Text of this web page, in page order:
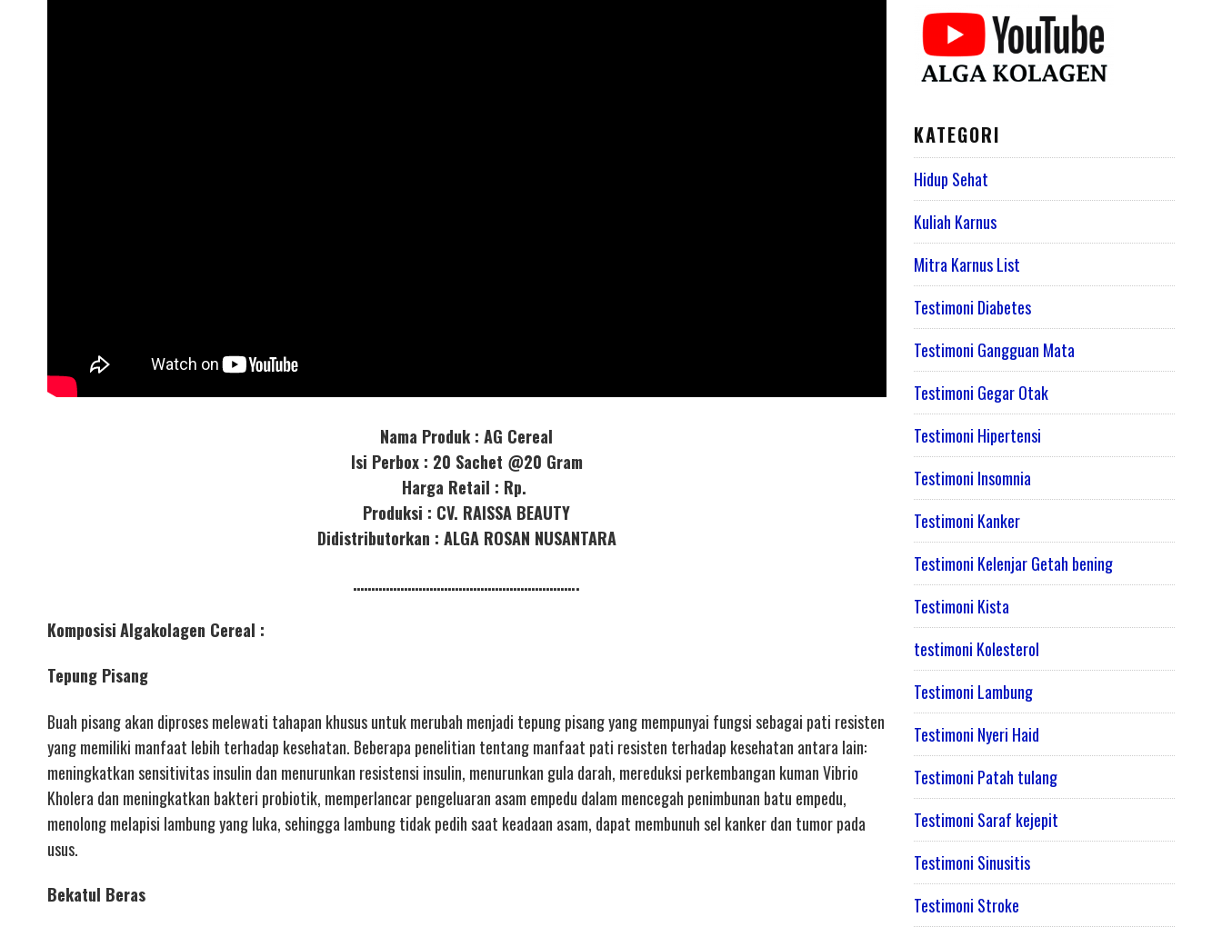
Nama Produk : AG Cereal
Isi Perbox : 20 Sachet @20 Gram
Harga Retail : Rp.
Produksi : CV. RAISSA BEAUTY
Didistributorkan : ALGA ROSAN NUSANTARA
……………………………………………………..
KomposisiAlgakolagen Cereal :
Tepung Pisang
Buah pisang akan diproses melewati tahapan khusus untuk merubah menjadi tepung pisang yang mempunyai fungsi sebagai pati resisten
yang memiliki manfaat lebih terhadap kesehatan. Beberapa penelitian tentang manfaat pati resisten terhadap kesehatan antara lain:
meningkatkan sensitivitas insulin dan menurunkan resistensi insulin, menurunkan gula darah, mereduksi perkembangan kuman Vibrio
Kholera dan meningkatkan bakteri probiotik, memperlancar pengeluaran asam empedu dalam mencegah penimbunan batu empedu,
menolong melapisi lambung yang luka, sehingga lambung tidak pedih saat keadaan asam, dapat membunuh sel kanker dan tumor pada
usus.
Bekatul Beras
KATEGORI
Hidup Sehat
Kuliah Karnus
Mitra Karnus List
Testimoni Diabetes
Testimoni Gangguan Mata
Testimoni Gegar Otak
Testimoni Hipertensi
Testimoni Insomnia
Testimoni Kanker
Testimoni Kelenjar Getah bening
Testimoni Kista
testimoni Kolesterol
Testimoni Lambung
Testimoni Nyeri Haid
Testimoni Patah tulang
Testimoni Saraf kejepit
Testimoni Sinusitis
Testimoni Stroke